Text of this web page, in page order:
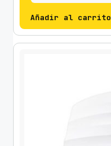
Añadir al carrito